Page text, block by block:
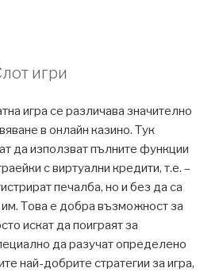
игри
игра се различава значително
в онлайн казино. Тук
да използват пълните функции
с виртуални кредити, т.е. –
печалба, но и без да са
Това е добра възможност за
искат да поиграят за
да разучат определено
най-добрите стратегии за игра,